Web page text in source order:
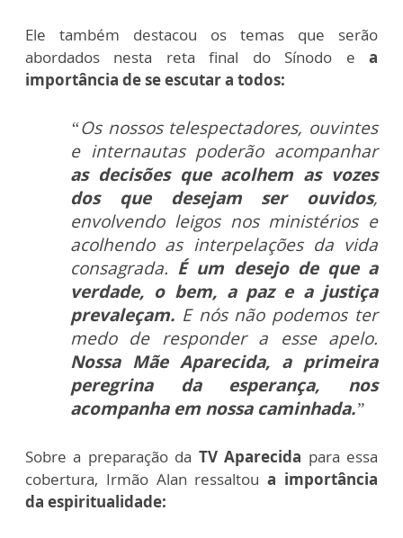
Ele também destacou os temas que serão
abordados nesta reta final do Sínodo e a
importância de se escutar a todos:
“Os nossos telespectadores, ouvintes
e internautas poderão acompanhar
as decisões que acolhem as vozes
dos que desejam ser ouvidos,
envolvendo leigos nos ministérios e
acolhendo as interpelações da vida
consagrada. É um desejo de que a
verdade, o bem, a paz e a justiça
prevaleçam. E nós não podemos ter
medo de responder a esse apelo.
Nossa Mãe Aparecida, a primeira
peregrina da esperança, nos
acompanha em nossa caminhada.”
Sobre a preparação da TV Aparecida para essa
cobertura, Irmão Alan ressaltoua importância
da espiritualidade: